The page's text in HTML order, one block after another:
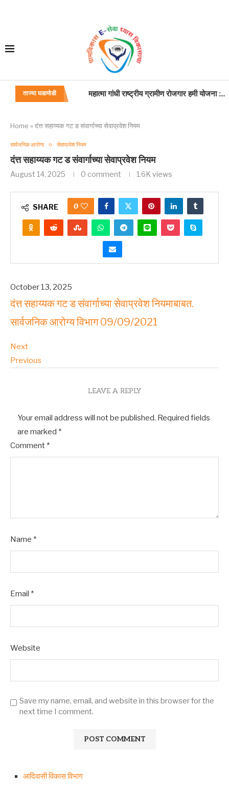
ताज्या घडामोडी
बाह्य यंत्रणा :सेवा
Home » दंत्त सहाय्यक गट ड संवार्गाच्या सेवाप्रवेश नियम
सार्वजनिक आरोग्य सेवाप्रवेश नियम
दंत्त सहाय्यक गट ड संवार्गाच्या सेवाप्रवेश नियम
August 14, 2025 0 comment 1.6K views
SHARE 0
October 13, 2025
दंत्त सहाय्यक गट ड संवार्गाच्या सेवाप्रवेश नियमाबाबत.
सार्वजनिक आरोग्य विभाग 09/09/2021
Next
Previous
LEAVE A REPLY
Your email address will not be published. Required fields
are marked *
Comment *
Name *
Email *
Website
Save my name, email, and website in this browser for the
next time I comment.
आदिवासी विकास विभाग